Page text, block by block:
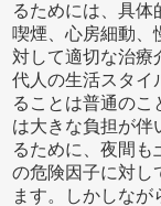
るためには、具体
喫煙、心房細動、
対して適切な治療
代人の生活スタイ
ることは普通のこ
は大きな負担が伴
るために、夜間も
の危険因子に対し
ます。しかしな